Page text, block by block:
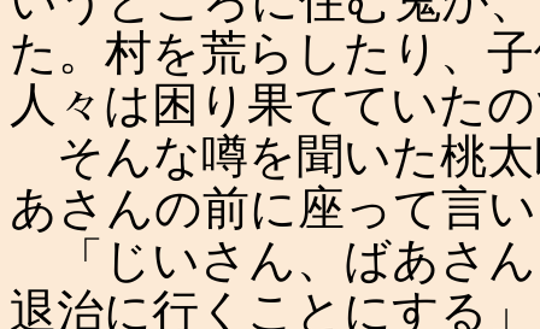
た。村を荒らしたり、
人々は困り果てていた
そんな噂を聞いた桃
あさんの前に座って言
「じいさん、ばあさ
退治に行くことにする」